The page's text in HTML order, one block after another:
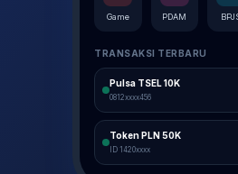
Game PDAM
TRANSAKSI TERBARU
Pulsa TSEL 10K
0812xxxx456
Token PLN 50K
ID 1420xxxx